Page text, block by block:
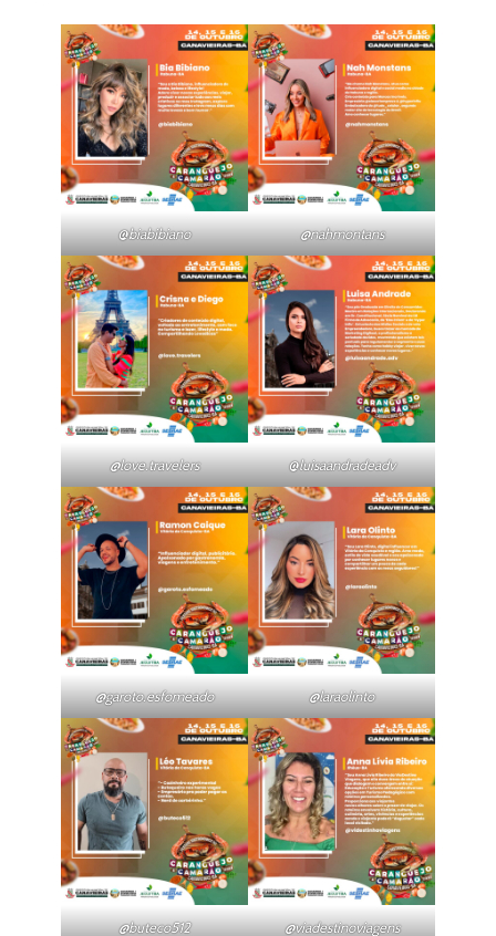
@biabibiano @nahmontans
@love.travelers @luisaandradeadv
@garoto.esfomeado @laraolinto
@buteco512 @viadestinoviagens